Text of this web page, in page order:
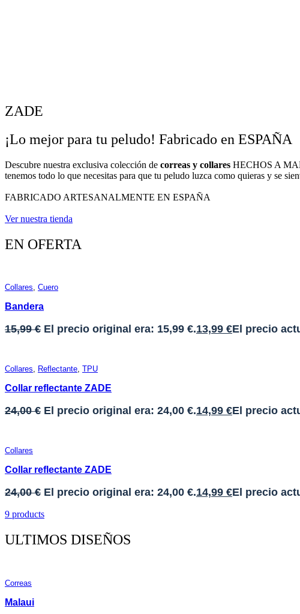
ZADE
¡Lo mejor para tu peludo! Fabricado en ESPAÑA
Descubre nuestra exclusiva colección de correas y collares HECHOS A
tenemos todo lo que necesitas para que tu peludo luzca como quieras y se
FABRICADO ARTESANALMENTE EN ESPAÑA
Ver nuestra tienda
EN OFERTA
Collares, Cuero
Bandera
15,99€ El precio original era: 15,99 €.13,99 €El precio
Collares, Reflectante, TPU
Collar reflectante ZADE
24,00€ El precio original era: 24,00 €.14,99 €El precio
Collares
Collar reflectante ZADE
24,00€ El precio original era: 24,00 €.14,99 €El precio
9 products
ULTIMOS DISEÑOS
Correas
Malaui